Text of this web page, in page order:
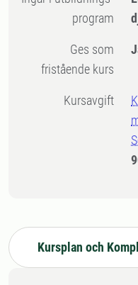
program
Ges som
fristående kurs
Kursavgift
Kursplan och